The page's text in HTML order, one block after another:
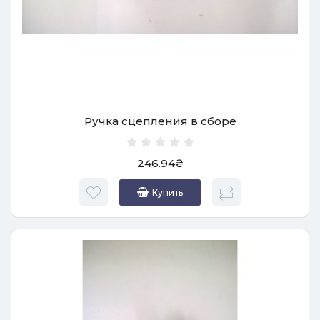
Ручка сцепления в сборе
246.94₴
Купить